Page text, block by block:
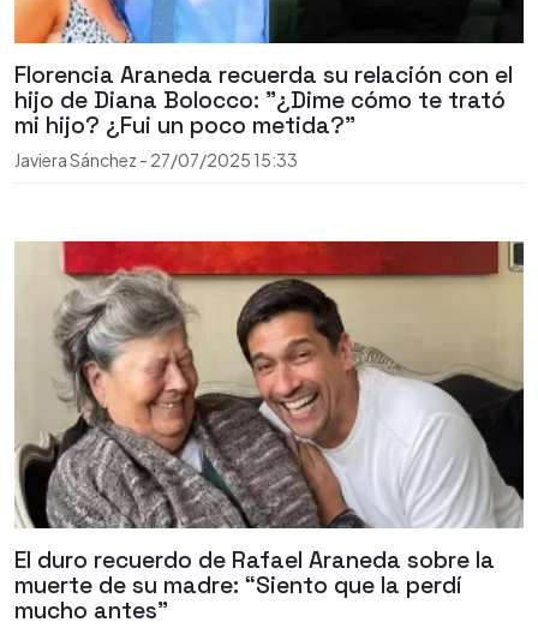
Florencia Araneda recuerda su relación con el
hijo de Diana Bolocco: "¿Dime cómo te trató
mi hijo? ¿Fui un poco metida?"
Javiera Sánchez - 27/07/2025 15:33
El duro recuerdo de Rafael Araneda sobre la
muerte de su madre: “Siento que la perdí
mucho antes”